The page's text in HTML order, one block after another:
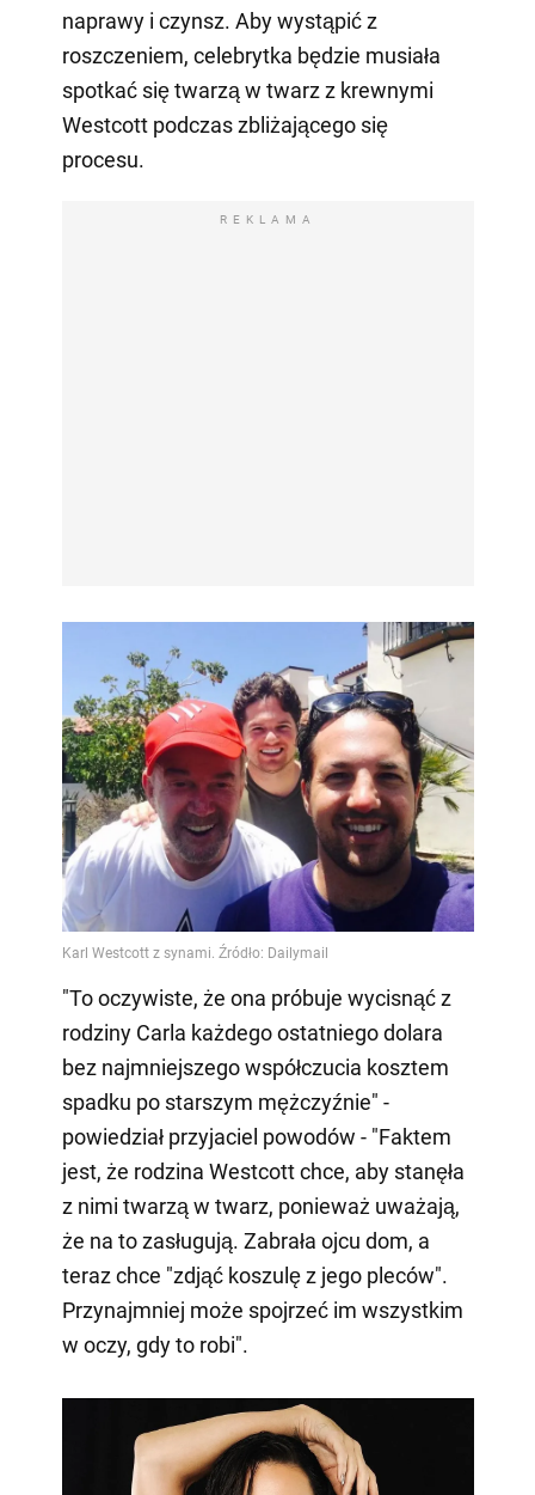
naprawy i czynsz. Aby wystąpić z
roszczeniem, celebrytka będzie musiała
spotkać się twarzą w twarz z krewnymi
Westcott podczas zbliżającego się
procesu.
REKLAMA
"To oczywiste, że ona próbuje wycisnąć z
rodziny Carla każdego ostatniego dolara
bez najmniejszego współczucia kosztem
spadku po starszym mężczyźnie" -
powiedział przyjaciel powodów - "Faktem
jest, że rodzina Westcott chce, aby stanęła
z nimi twarzą w twarz, ponieważ uważają,
że na to zasługują. Zabrała ojcu dom, a
teraz chce "zdjąć koszulę z jego pleców".
Przynajmniej może spojrzeć im wszystkim
w oczy, gdy to robi".